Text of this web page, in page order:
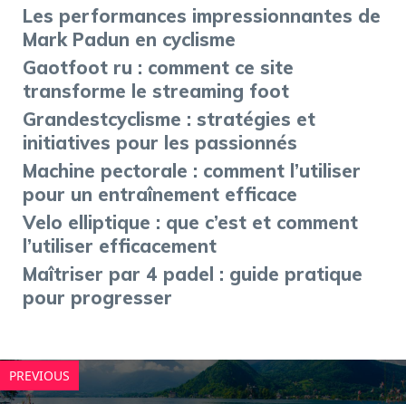
Les performances impressionnantes de
Mark Padun en cyclisme
Gaotfoot ru : comment ce site
transforme le streaming foot
Grandestcyclisme : stratégies et
initiatives pour les passionnés
Machine pectorale : comment l’utiliser
pour un entraînement efficace
Velo elliptique : que c’est et comment
l’utiliser efficacement
Maîtriser par 4 padel : guide pratique
pour progresser
PREVIOUS